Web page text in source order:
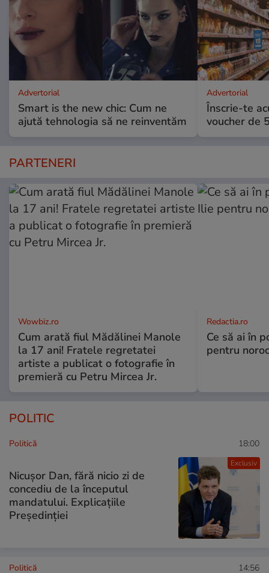
Advertorial
Smart is the new chic: Cum ne
ajută tehnologia să ne reinventăm
Advertorial
Înscrie-te
voucher de
PARTENERI
Wowbiz.ro
Cum arată fiul Mădălinei Manole
la 17 ani! Fratele regretatei
artiste a publicat o fotografie în
premieră cu Petru Mircea Jr.
Redactia.ro
Ce să ai în
pentru
POLITIC
Exclusiv
Politică 18:00
Nicușor Dan, fără nicio zi de
concediu de la începutul
mandatului. Explicațiile
Președinției
Politică 14:56